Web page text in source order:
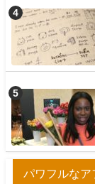
パワフルな